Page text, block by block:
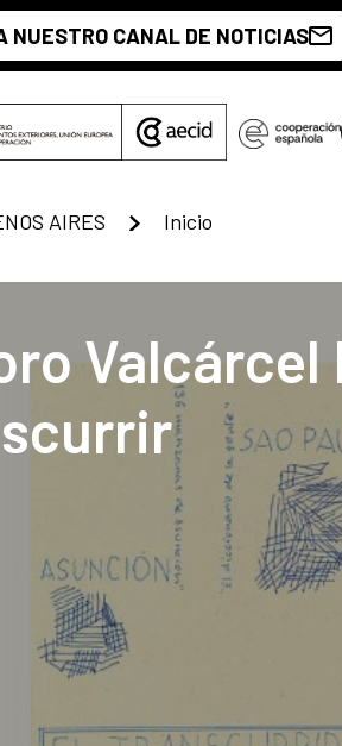
NUESTRO CANAL DE NOTICIAS
AIRES Inicio
de
Valcárcel